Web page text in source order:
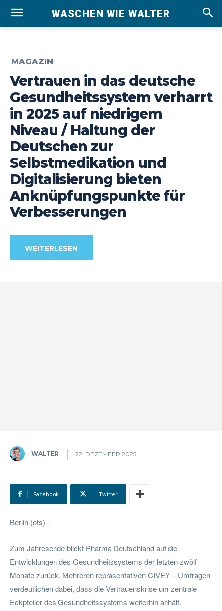
WASCHEN WIE WALTER
MAGAZIN
Vertrauen in das deutsche
Gesundheitssystem verharrt
in 2025 auf niedrigem
Niveau / Haltung der
Deutschen zur
Selbstmedikation und
Digitalisierung bieten
Anknüpfungspunkte für
Verbesserungen
WEITERLESEN
WALTER 22. DEZEMBER 2025
Facebook Twitter
Berlin (ots) –
Zum Jahresende blickt Pharma Deutschland auf die
Entwicklungen des Gesundheitssystems der letzten zwölf
Monate zurück. Mehreren repräsentativen CIVEY – Umfragen
verdeutlichen dabei, dass die Vertrauenskrise um zentrale
Eckpfeiler des Gesundheitssystems weiterhin anhält.